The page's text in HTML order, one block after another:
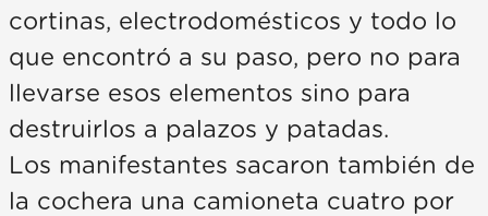
cortinas, electrodomésticos y todo lo
que encontró a su paso, pero no para
llevarse esos elementos sino para
destruirlos a palazos y patadas.
Los manifestantes sacaron también de
la cochera una camioneta cuatro por